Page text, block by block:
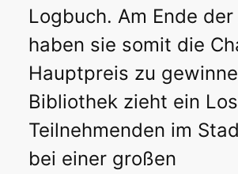
Logbuch. Am Ende
haben sie somit die
Hauptpreis zu
Bibliothek zieht ein
Teilnehmenden im
bei einer großen